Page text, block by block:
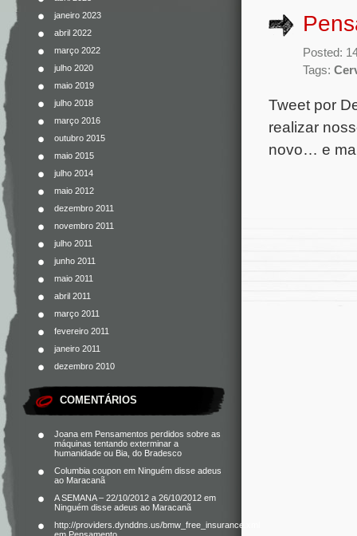
janeiro 2023
abril 2022
março 2022
julho 2020
maio 2019
julho 2018
março 2016
outubro 2015
maio 2015
julho 2014
maio 2012
dezembro 2011
novembro 2011
julho 2011
junho 2011
maio 2011
abril 2011
março 2011
fevereiro 2011
janeiro 2011
dezembro 2010
COMENTÁRIOS
Joana em Pensamentos perdidos sobre as
máquinas tentando exterminar a
humanidade ou Bia, do Bradesco
Columbia coupon em Ninguém disse adeus
ao Maracanã
A SEMANA – 22/10/2012 a 26/10/2012 em
Ninguém disse adeus ao Maracanã
http://providers.dynddns.us/bmw_free_insurance.xml
Posted:
Tags:
Tweet por
realizar
novo… e